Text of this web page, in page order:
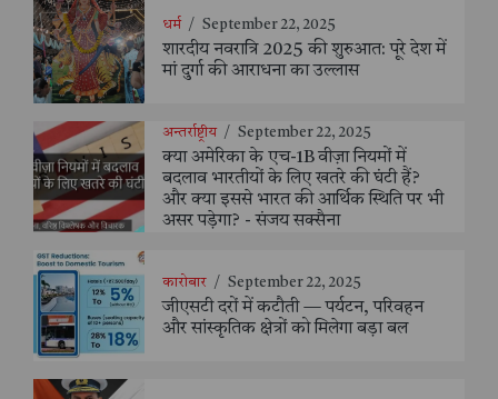
धर्म / September 22, 2025
शारदीय नवरात्रि 2025 की शुरुआत: पूरे देश में
मां दुर्गा की आराधना का उल्लास
अन्तर्राष्ट्रीय / September 22, 2025
क्या अमेरिका के एच-1B वीज़ा नियमों में
बदलाव भारतीयों के लिए खतरे की घंटी हैं?
और क्या इससे भारत की आर्थिक स्थिति पर भी
असर पड़ेगा? - संजय सक्सैना
कारोबार / September 22, 2025
जीएसटी दरों में कटौती — पर्यटन, परिवहन
और सांस्कृतिक क्षेत्रों को मिलेगा बड़ा बल